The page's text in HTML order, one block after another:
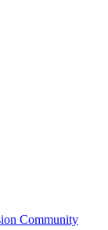
Community